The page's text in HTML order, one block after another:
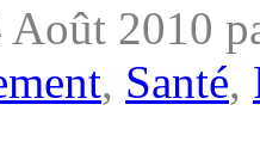
Août 2010
, Santé,